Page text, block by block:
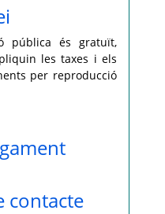
pública és gratuït,
les taxes i els
per reproducció
contacte